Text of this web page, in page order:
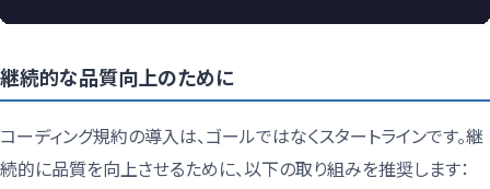
継続的な品質向上のために
コーディング規約の導入は、ゴールではなくスタートラインです。継
続的に品質を向上させるために、以下の取り組みを推奨します：